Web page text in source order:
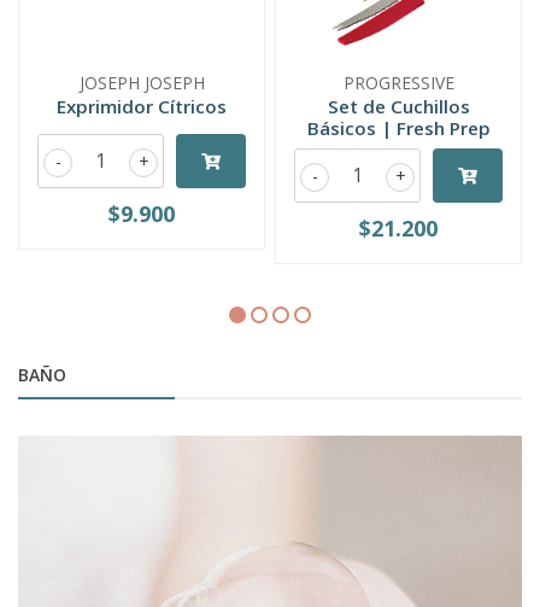
JOSEPH JOSEPH
Exprimidor Cítricos
+
-
$9.900
PROGRESSIVE
Set de Cuchillos
Básicos | Fresh Prep
+
-
$21.200
BAÑO